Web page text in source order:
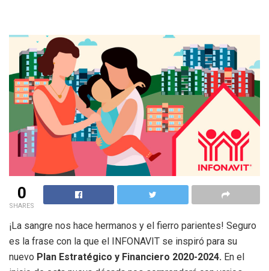
0
SHARES
¡La sangre nos hace hermanos y el fierro parientes! Seguro
es la frase con la que el INFONAVIT se inspiró para su
nuevo Plan Estratégico y Financiero 2020-2024. En el